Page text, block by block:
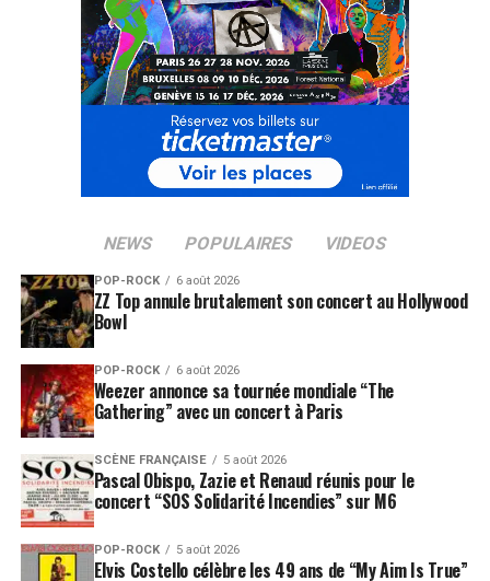
NEWS POPULAIRES VIDEOS
POP-ROCK 6 août 2026
ZZ Top annule brutalement son concert au Hollywood
Bowl
POP-ROCK 6 août 2026
Weezer annonce sa tournée mondiale “The
Gathering” avec un concert à Paris
SCÈNE FRANÇAISE 5 août 2026
Pascal Obispo, Zazie et Renaud réunis pour le
concert “SOS Solidarité Incendies” sur M6
POP-ROCK 5 août 2026
Elvis Costello célèbre les 49 ans de “My Aim Is True”